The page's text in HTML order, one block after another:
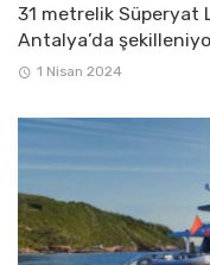
31 metrelik Süperyat
Antalya’da
1 Nisan 2024